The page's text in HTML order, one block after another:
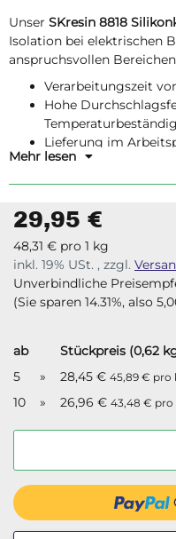
Unser SKresin 8818
Isolation bei elektrischen
anspruchsvollen
Verarbeitungszeit
Hohe
Lieferung im
Vergussmenge
Mehr lesen
29,95 €
48,31 € pro 1 kg
inkl. 19% USt. , zzgl.
Unverbindliche
(Sie sparen 14.31%, also
ab
Stückpreis (0,62
5
» 28,45 € 45,89 € pro
10
» 26,96 € 43,48 € pro